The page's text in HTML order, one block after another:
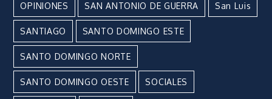
OPINIONES SAN ANTONIO DE GUERRA San Luis
SANTIAGO SANTO DOMINGO ESTE
SANTO DOMINGO NORTE
SANTO DOMINGO OESTE SOCIALES